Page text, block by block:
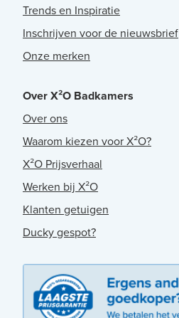
Trends en Inspiratie
Inschrijven voor de nieuwsbrief
Onze merken
Over X²O Badkamers
Over ons
Waarom kiezen voor X²O?
X²O Prijsverhaal
Werken bij X²O
Klanten getuigen
Ducky gespot?